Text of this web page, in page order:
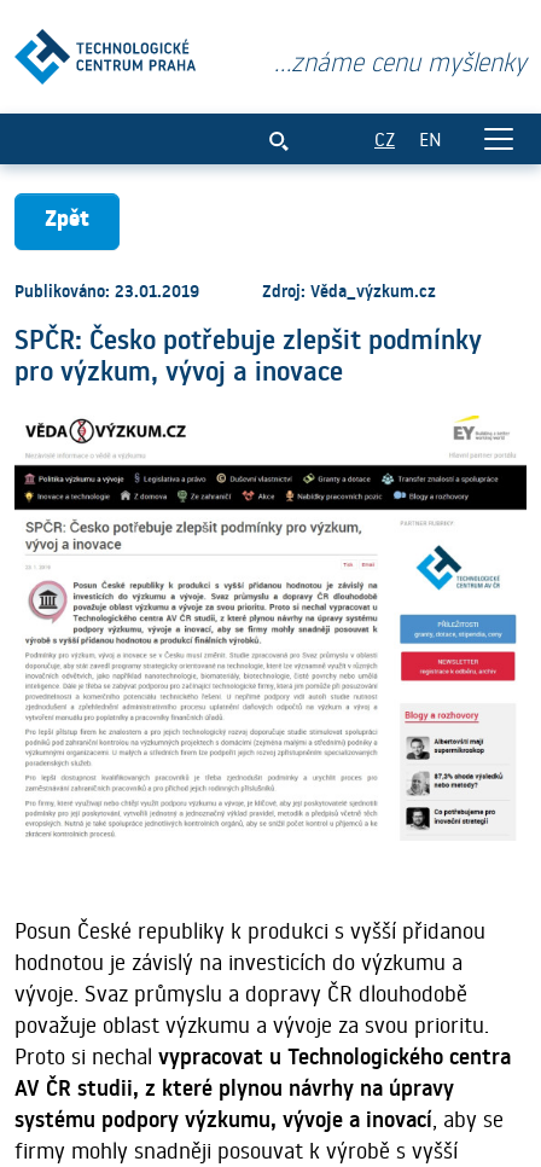
...známe cenu myšlenky
CZ EN
Zpět
Publikováno: 23.01.2019 Zdroj: Věda_výzkum.cz
SPČR: Česko potřebuje zlepšit podmínky
pro výzkum, vývoj a inovace
Posun České republiky k produkci s vyšší přidanou
hodnotou je závislý na investicích do výzkumu a
vývoje. Svaz průmyslu a dopravy ČR dlouhodobě
považuje oblast výzkumu a vývoje za svou prioritu.
Proto si nechal vypracovat u Technologického centra
AV ČR studii, z které plynou návrhy na úpravy
systému podpory výzkumu, vývoje a inovací, aby se
firmy mohly snadněji posouvat k výrobě s vyšší